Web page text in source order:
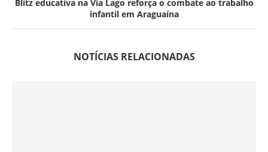
Blitz educativa na Via Lago reforça o combate ao trabalho
infantil em Araguaína
NOTÍCIAS RELACIONADAS